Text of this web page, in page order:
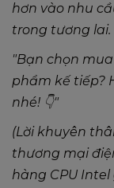
hơn vào nhu
trong tương lai.
"Bạn chọn
phẩm kế tiếp?
nhé! 👇"
(Lời khuyên
thương mại
hàng CPU Intel